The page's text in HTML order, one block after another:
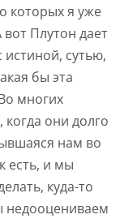
которых я уже
Плутон дает
истиной, сутью,
бы эта
многих
они долго
нам во
есть, и мы
куда-то
недооцениваем